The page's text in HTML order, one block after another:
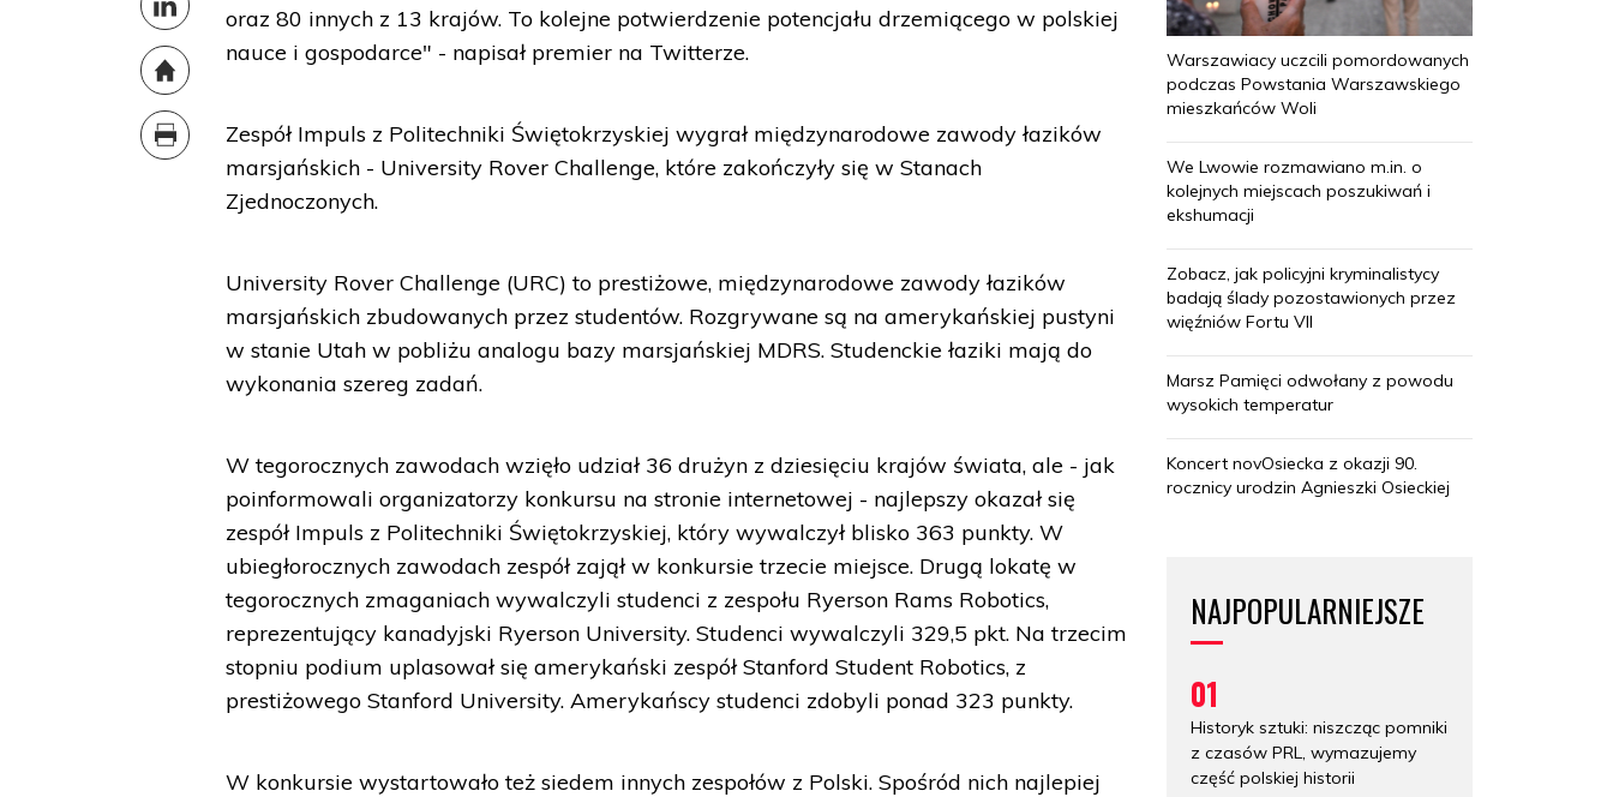
oraz 80 innych z 13 krajów. To kolejne potwierdzenie potencjału drzemiącego w polskiej
nauce i gospodarce" - napisał premier na Twitterze.
Zespół Impuls z Politechniki Świętokrzyskiej wygrał międzynarodowe zawody łazików
marsjańskich - University Rover Challenge, które zakończyły się w Stanach
Zjednoczonych.
University Rover Challenge (URC) to prestiżowe, międzynarodowe zawody łazików
marsjańskich zbudowanych przez studentów. Rozgrywane są na amerykańskiej pustyni
w stanie Utah w pobliżu analogu bazy marsjańskiej MDRS. Studenckie łaziki mają do
wykonania szereg zadań.
W tegorocznych zawodach wzięło udział 36 drużyn z dziesięciu krajów świata, ale - jak
poinformowali organizatorzy konkursu na stronie internetowej - najlepszy okazał się
zespół Impuls z Politechniki Świętokrzyskiej, który wywalczył blisko 363 punkty. W
ubiegłorocznych zawodach zespół zajął w konkursie trzecie miejsce. Drugą lokatę w
tegorocznych zmaganiach wywalczyli studenci z zespołu Ryerson Rams Robotics,
reprezentujący kanadyjski Ryerson University. Studenci wywalczyli 329,5 pkt. Na trzecim
stopniu podium uplasował się amerykański zespół Stanford Student Robotics, z
prestiżowego Stanford University. Amerykańscy studenci zdobyli ponad 323 punkty.
W konkursie wystartowało też siedem innych zespołów z Polski. Spośród nich najlepiej
Warszawiacy uczcili pomordowanych
podczas Powstania Warszawskiego
mieszkańców Woli
We Lwowie rozmawiano m.in. o
kolejnych miejscach poszukiwań i
ekshumacji
Zobacz, jak policyjni kryminalistycy
badają ślady pozostawionych przez
więźniów Fortu VII
Marsz Pamięci odwołany z powodu
wysokich temperatur
Koncert novOsiecka z okazji 90.
rocznicy urodzin Agnieszki Osieckiej
NAJPOPULARNIEJSZE
01
Historyk sztuki: niszcząc pomniki
z czasów PRL, wymazujemy
część polskiej historii